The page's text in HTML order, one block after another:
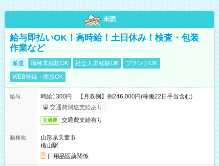
未読
給与即払いOK！高時給！土日休み！検査・包装
作業など
派遣 職種未経験OK 社会人未経験OK
ブランクOK
WEB登録・面接OK
給与
時給1300円 【月収例】例246,000円(稼働22日手当含む)
交通費別途支給あり
交通費 交通費支給有り
勤務地
山形県天童市
楯山駅
日用品医薬関係